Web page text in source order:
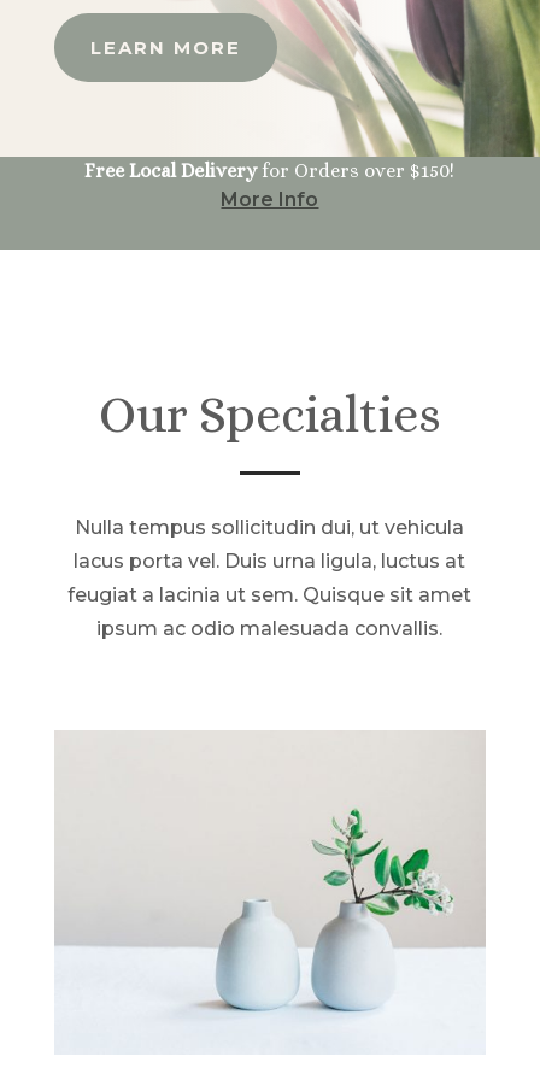
LEARN MORE
Free Local Deliveryfor Orders over $150!
More Info
Our Specialties
Nulla tempus sollicitudin dui, ut vehicula
lacus porta vel. Duis urna ligula, luctus at
feugiat a lacinia ut sem. Quisque sit amet
ipsum ac odio malesuada convallis.